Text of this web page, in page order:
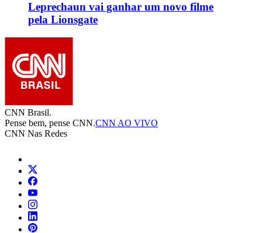
Leprechaun vai ganhar um novo filme
pela Lionsgate
CNN Brasil.
Pense bem, pense CNN.CNN AO VIVO
CNN Nas Redes